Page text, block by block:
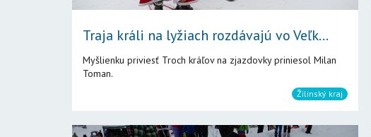
Traja králi na lyžiach rozdávajú vo Veľk...
Myšlienku priviesť Troch kráľov na zjazdovky priniesol Milan
Toman.
Žilinský kraj